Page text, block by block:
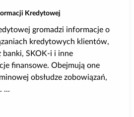
Kredytowej
gromadzi informacje o
kredytowych klientów,
banki, SKOK-i i inne
finansowe. Obejmują one
obsłudze zobowiązań,
...